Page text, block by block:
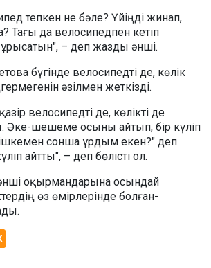
тепкен не бәле? Үйіңді жинап,
Тағы да велосипедпен кетіп
– деп жазды әнші.
бүгінде велосипедті де, көлік
әзілмен жеткізді.
велосипедті де, көлікті де
Әке-шешеме осыны айтып, бір күліп
сонша ұрдым екен?" деп
айтты", – деп бөлісті ол.
оқырмандарына осындай
өз өмірлерінде болған-